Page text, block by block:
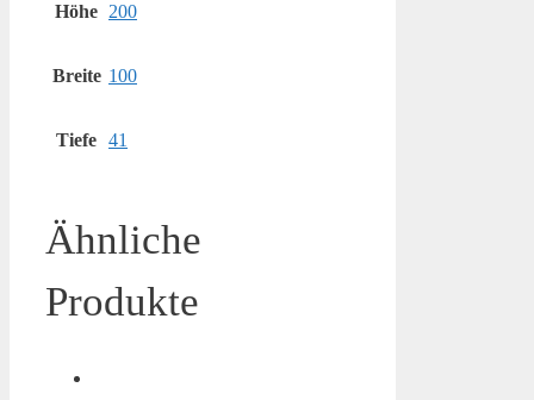
Höhe 200
Breite 100
Tiefe 41
Ähnliche
Produkte